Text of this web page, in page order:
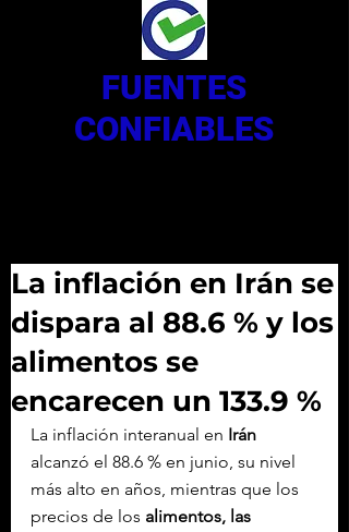
FUENTES
CONFIABLES
La inflación en Irán se
dispara al 88.6 % y los
alimentos se
encarecen un 133.9 %
La inflación interanual en Irán
alcanzó el 88.6 % en junio, su nivel
más alto en años, mientras que los
precios de los alimentos, las